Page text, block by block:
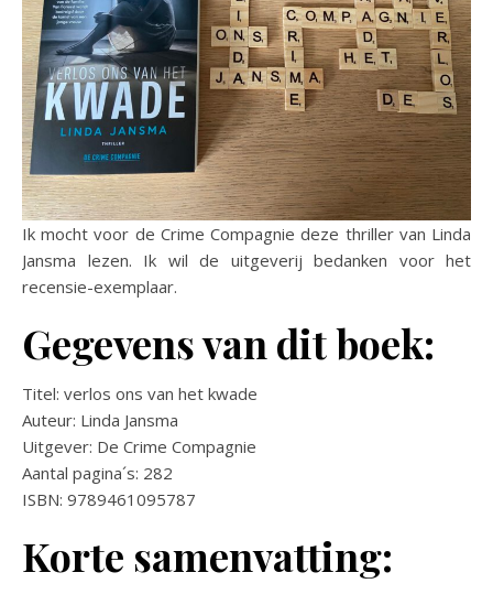
Ik mocht voor de Crime Compagnie deze thriller van Linda
Jansma lezen. Ik wil de uitgeverij bedanken voor het
recensie-exemplaar.
Gegevens van dit boek:
Titel: verlos ons van het kwade
Auteur: Linda Jansma
Uitgever: De Crime Compagnie
Aantal pagina´s: 282
ISBN: 9789461095787
Korte samenvatting: